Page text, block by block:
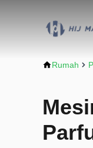
Rumah